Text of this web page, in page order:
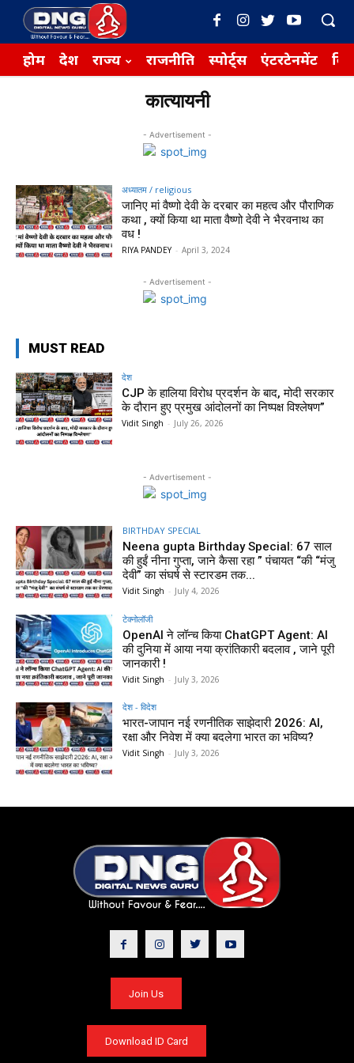
होम देश राज्य राजनीति स्पोर्ट्स एंटरटेनमेंट
कात्यायनी
- Advertisement -
अध्यातम / religious
जानिए मां वैष्णो देवी के दरबार का महत्व और पौराणिक
कथा , क्यों किया था माता वैष्णो देवी ने भैरवनाथ का
वध !
RIYA PANDEY - April 3, 2024
- Advertisement -
MUST READ
देश
CJP के हालिया विरोध प्रदर्शन के बाद, मोदी सरकार
के दौरान हुए प्रमुख आंदोलनों का निष्पक्ष विश्लेषण”
Vidit Singh - July 26, 2026
- Advertisement -
BIRTHDAY SPECIAL
Neena gupta Birthday Special: 67 साल
की हुईं नीना गुप्ता, जाने कैसा रहा ” पंचायत “की “मंजु
देवी” का संघर्ष से स्टारडम तक...
Vidit Singh - July 4, 2026
टेक्नोलॉजी
OpenAI ने लॉन्च किया ChatGPT Agent: AI
की दुनिया में आया नया क्रांतिकारी बदलाव , जाने पूरी
जानकारी !
Vidit Singh - July 3, 2026
देश - विदेश
भारत-जापान नई रणनीतिक साझेदारी 2026: AI,
रक्षा और निवेश में क्या बदलेगा भारत का भविष्य?
Vidit Singh - July 3, 2026
Join Us
Download ID Card